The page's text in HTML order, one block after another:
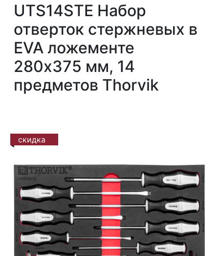
UTS14STE Набор
отверток стержневых в
EVA ложементе
280х375 мм, 14
предметов Thorvik
скидка